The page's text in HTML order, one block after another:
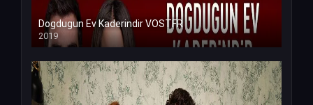
Dogdugun Ev Kaderindir VOSTFR
2019